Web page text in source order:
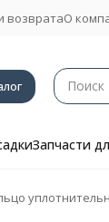
возвратаО
Запчасти